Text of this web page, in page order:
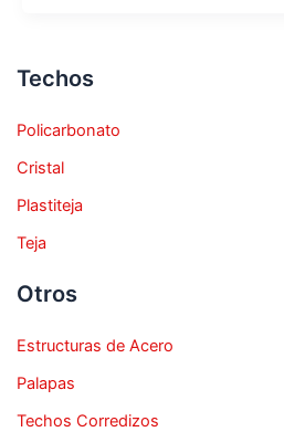
Techos
Policarbonato
Cristal
Plastiteja
Teja
Otros
Estructuras de Acero
Palapas
Techos Corredizos